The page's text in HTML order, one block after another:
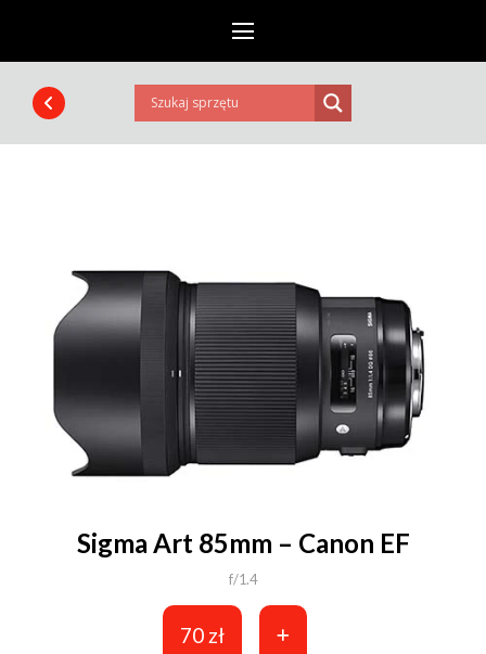
Sigma Art 85mm – Canon EF
f/1.4
70 zł